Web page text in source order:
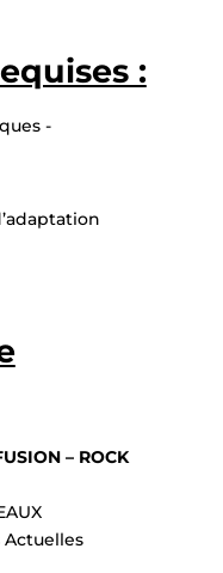
:
-
– ROCK
Actuelles